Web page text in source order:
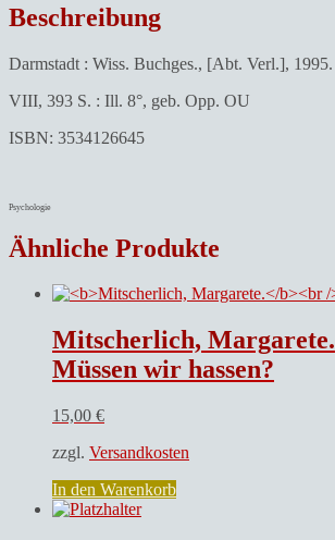
Beschreibung
Darmstadt : Wiss. Buchges., [Abt. Verl.], 1995.
VIII, 393 S. : Ill. 8°, geb. Opp. OU
ISBN: 3534126645
Psychologie
Ähnliche Produkte
Mitscherlich, Margarete.
Müssen wir hassen?
15,00 €
zzgl. Versandkosten
In den Warenkorb